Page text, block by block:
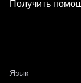
Получить
Язык